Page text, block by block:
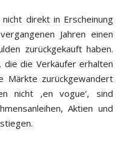
direkt in Erscheinung
Jahren einen
zurückgekauft haben.
die Verkäufer erhalten
Märkte zurückgewandert
nicht ‚en vogue‘, sind
Aktien und